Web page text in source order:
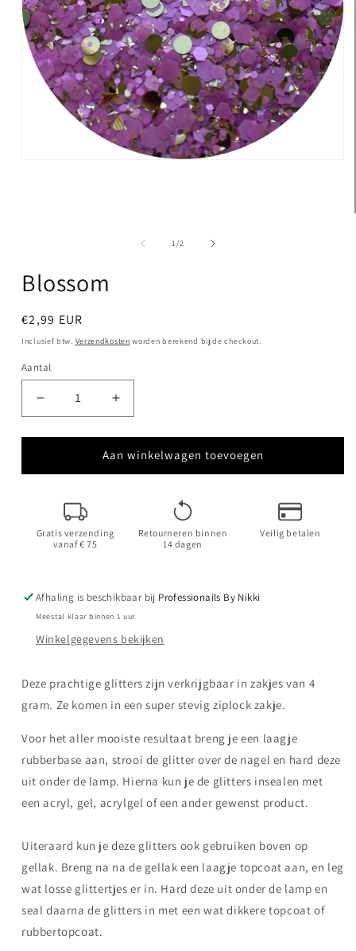
1/van
2
Blossom
Normale
prijs
€2,99 EUR
Inclusief btw. Verzendkosten worden berekend bij de checkout.
Aantal
Aantal
verlagen
voor
Aantal
verhogen
voor
Blossom
Aan winkelwagen toevoegen
Gratis verzending
vanaf € 75
Retourneren binnen
14 dagen
Veilig betalen
Afhaling is beschikbaar bij Professionails By Nikki
Meestal klaar binnen 1 uur
Winkelgegevens bekijken
Deze prachtige glitters zijn verkrijgbaar in zakjes van 4
gram. Ze komen in een super stevig ziplock zakje.
Voor het aller mooiste resultaat breng je een laagje
rubberbase aan, strooi de glitter over de nagel en hard deze
uit onder de lamp. Hierna kun je de glitters insealen met
een acryl, gel, acrylgel of een ander gewenst product.
Uiteraard kun je deze glitters ook gebruiken boven op
gellak. Breng na na de gellak een laagje topcoat aan, en leg
wat losse glittertjes er in. Hard deze uit onder de lamp en
seal daarna de glitters in met een wat dikkere topcoat of
rubbertopcoat.